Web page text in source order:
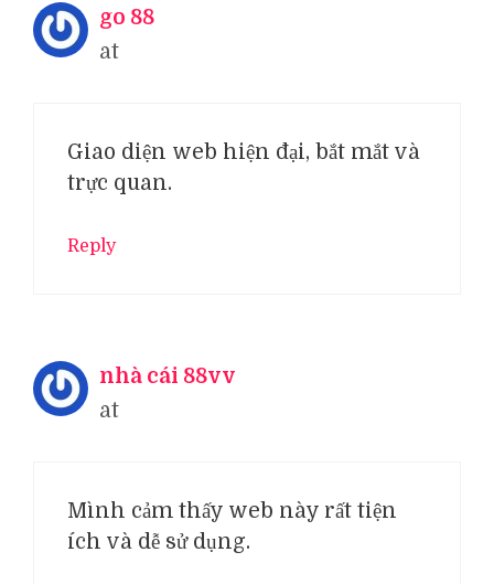
go 88
at
Giao diện web hiện đại, bắt mắt và
trực quan.
Reply
nhà cái 88vv
at
Mình cảm thấy web này rất tiện
ích và dễ sử dụng.